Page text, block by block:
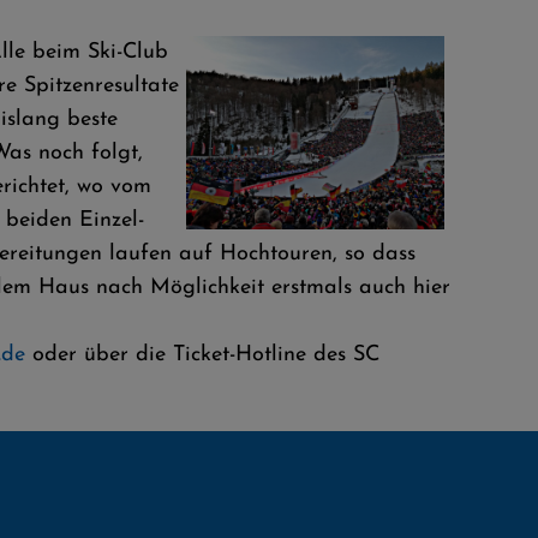
beim Ski-Club
Spitzenresultate
beste
noch folgt,
wo vom
Einzel-
laufen auf Hochtouren, so dass
Haus nach Möglichkeit erstmals auch hier
oder über die Ticket-Hotline des SC